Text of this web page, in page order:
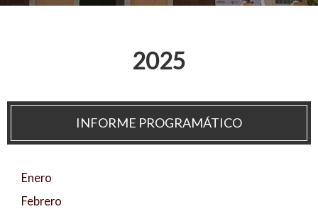
2025
INFORME PROGRAMÁTICO
Enero
Febrero